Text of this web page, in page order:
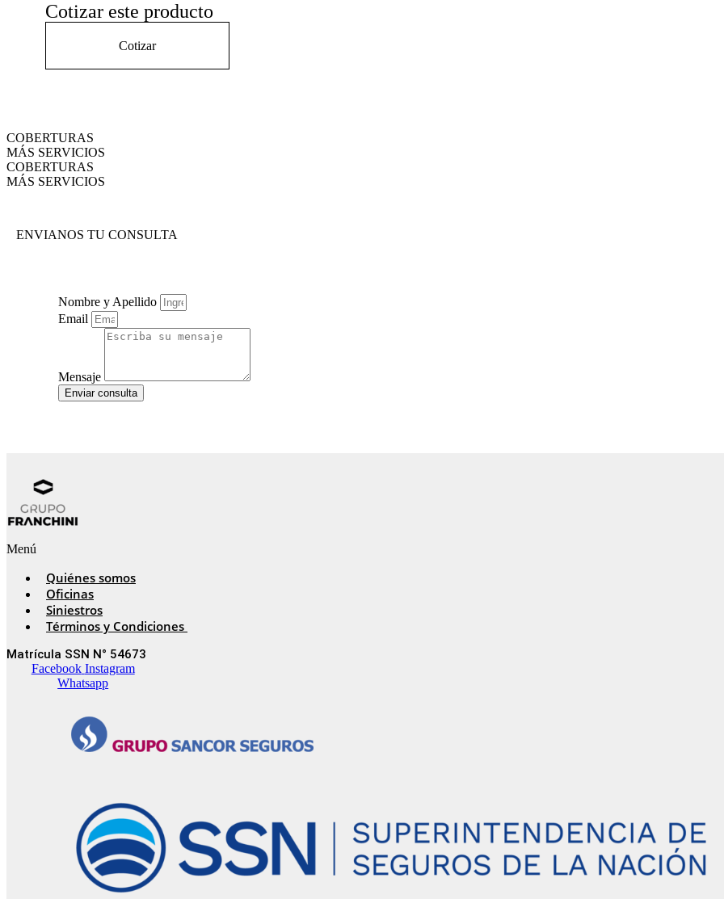
Cotizar este producto
Cotizar
COBERTURAS
MÁS SERVICIOS
COBERTURAS
MÁS SERVICIOS
ENVIANOS TU CONSULTA
Nombre y Apellido
Email
Mensaje
Enviar consulta
Menú
Quiénes somos
Oficinas
Siniestros
Términos y Condiciones
Matrícula SSN N° 54673
Facebook Instagram
Whatsapp